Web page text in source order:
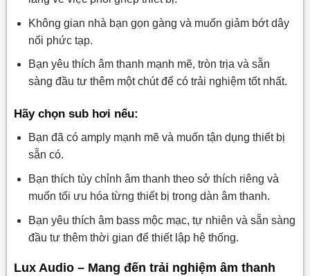
Không gian nhà bạn gọn gàng và muốn giảm bớt dây
nối phức tạp.
Bạn yêu thích âm thanh mạnh mẽ, tròn trịa và sẵn
sàng đầu tư thêm một chút để có trải nghiệm tốt nhất.
Hãy chọn sub hơi nếu:
Bạn đã có amply mạnh mẽ và muốn tận dụng thiết bị
sẵn có.
Bạn thích tùy chỉnh âm thanh theo sở thích riêng và
muốn tối ưu hóa từng thiết bị trong dàn âm thanh.
Bạn yêu thích âm bass mộc mạc, tự nhiên và sẵn sàng
đầu tư thêm thời gian để thiết lập hệ thống.
Lux Audio – Mang đến trải nghiệm âm thanh